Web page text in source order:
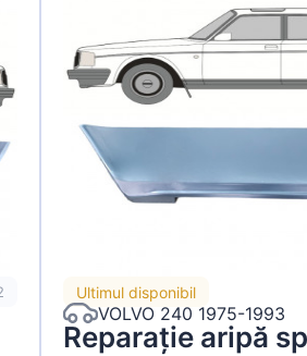
Ultimul disponibil
VOLVO 240 1975-1993
Reparație aripă